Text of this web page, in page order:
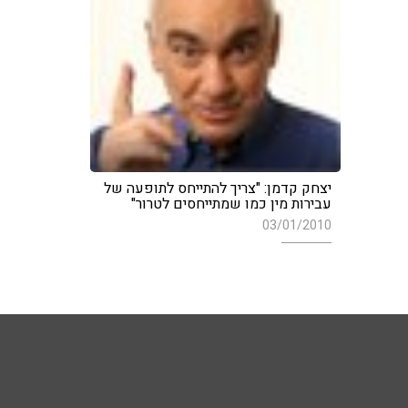
יצחק קדמן: "צריך להתייחס לתופעה של
עבירות מין כמו שמתייחסים לטרור"
03/01/2010